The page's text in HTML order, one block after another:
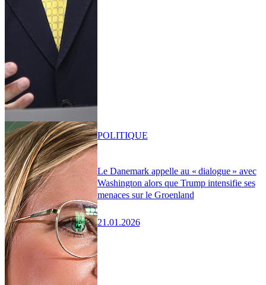
Le Danemark appelle au « dialogue » avec
Washington alors que Trump intensifie ses
menaces sur le Groenland
21.01.2026
POLITIQUE